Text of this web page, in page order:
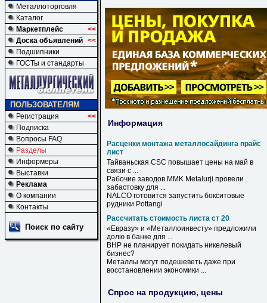
Металлоторговля
Каталог
Маркетплейс
<<
Доска объявлений <<
Подшипники
ГОСТы и стандарты
ПОЛЬЗОВАТЕЛЯМ
Регистрация
<<
Подписка
Вопросы FAQ
Разделы
Информеры
Выставки
Реклама
О компании
Контакты
Поиск по сайту
Информация
Расценки монтажа металлосайдинга прайс
лист
Тайваньская CSC повышает цены на май в
связи с ...
Рабочие заводов MMK Metalurji провели
забастовку для ...
NALCO готовится запустить бокситовые
рудники Pottangi
Рассчитать стоимость листа ст 20
«Евразу» и «Металлоинвесту» предложили
долю в банке для ...
BHP не планирует покидать никелевый
бизнес?
Металлы могут подешеветь даже при
восстановлении экономики ...
Спрос на продукцию, цены